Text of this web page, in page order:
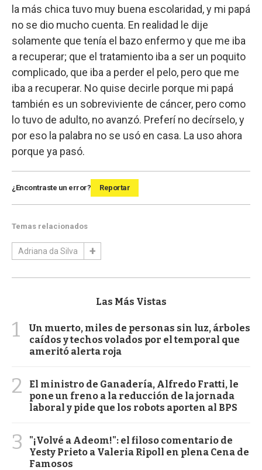
la más chica tuvo muy buena escolaridad, y mi papá
no se dio mucho cuenta. En realidad le dije
solamente que tenía el bazo enfermo y que me iba
a recuperar; que el tratamiento iba a ser un poquito
complicado, que iba a perder el pelo, pero que me
iba a recuperar. No quise decirle porque mi papá
también es un sobreviviente de cáncer, pero como
lo tuvo de adulto, no avanzó. Preferí no decírselo, y
por eso la palabra no se usó en casa. La uso ahora
porque ya pasó.
¿Encontraste un error? Reportar
Temas relacionados
Adriana da Silva
Las Más Vistas
1
Un muerto, miles de personas sin luz, árboles
caídos y techos volados por el temporal que
ameritó alerta roja
2
El ministro de Ganadería, Alfredo Fratti, le
pone un freno a la reducción de la jornada
laboral y pide que los robots aporten al BPS
3
"¡Volvé a Adeom!": el filoso comentario de
Yesty Prieto a Valeria Ripoll en plena Cena de
Famosos